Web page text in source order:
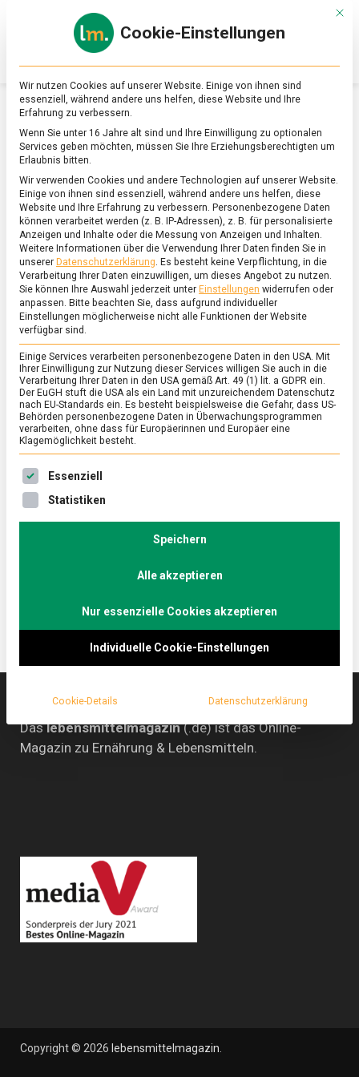
Online-
Magazin
zu
&
Ernährung
SCHLAGWORT:FRITTIEREN
ERNÄHRUNG & GESUNDHEIT /FEATURED/WISSEN
Achtung – heiß und fettig!
30. April 2021 Johannes
Achtung
Pommes frites – als Fastfood öffentlich geschmäht,
aber doch die heimliche Leidenschaft vieler. Sie sind
als „Pommes Schranke“ auf der „Assiplatte“, aber
nach Tipps und Tricks für die besten DIY-Pommes.
Daslebensmittelmagazin(.de) ist das Online-
Magazin zu Ernährung & Lebensmitteln.
Copyright © 2026 lebensmittelmagazin
Mit
Cookie-Einstellungen
Wir nutzen Cookies auf unserer Website. Einige von ihnen sind
essenziell, während andere uns helfen, diese Website und Ihre
Erfahrung zu verbessern.
Wenn Sie unter 16 Jahre alt sind und Ihre Einwilligung zu optionalen
Services geben möchten, müssen Sie Ihre Erziehungsberechtigten um
Erlaubnis bitten.
Wir verwenden Cookies und andere Technologien auf unserer Website.
Einige von ihnen sind essenziell, während andere uns helfen, diese
Website und Ihre Erfahrung zu verbessern. Personenbezogene Daten
können verarbeitet werden (z. B. IP-Adressen), z. B. für personalisierte
Anzeigen und Inhalte oder die Messung von Anzeigen und Inhalten.
Weitere Informationen über die Verwendung Ihrer Daten finden Sie in
unserer Datenschutzerklärung. Es besteht keine Verpflichtung, in die
Verarbeitung Ihrer Daten einzuwilligen, um dieses Angebot zu nutzen.
Sie können Ihre Auswahl jederzeit unter Einstellungen widerrufen oder
anpassen. Bitte beachten Sie, dass aufgrund individueller
Einstellungen möglicherweise nicht alle Funktionen der Website
verfügbar sind.
Einige Services verarbeiten personenbezogene Daten in den USA. Mit
Ihrer Einwilligung zur Nutzung dieser Services willigen Sie auch in die
Verarbeitung Ihrer Daten in den USA gemäß Art. 49 (1) lit. a GDPR ein.
Der EuGH stuft die USA als ein Land mit unzureichendem Datenschutz
nach EU-Standards ein. Es besteht beispielsweise die Gefahr, dass US-
Behörden personenbezogene Daten in Überwachungsprogrammen
verarbeiten, ohne dass für Europäerinnen und Europäer eine
Klagemöglichkeit besteht.
Es folgt eine Liste der Service-Gruppen, für die eine
Essenziell
Statistiken
Speichern
Alle akzeptieren
Nur essenzielle Cookies akzeptieren
Individuelle Cookie-Einstellungen
Cookie-Details Datenschutzerklärung